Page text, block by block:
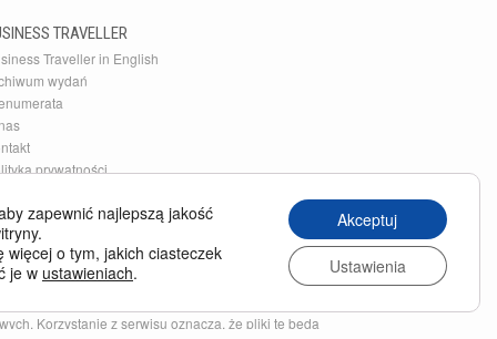
TRAVELLER
Traveller in English
wydań
prywatności
Korzystanie z serwisu oznacza, że pliki te będą
zapewnić najlepszą jakość
więcej o tym, jakich ciasteczek
je w ustawieniach.
Akceptuj
Ustawienia